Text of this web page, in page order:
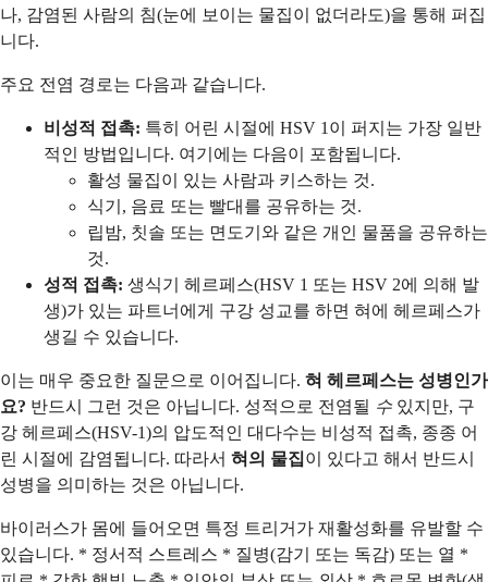
나, 감염된 사람의 침(눈에 보이는 물집이 없더라도)을 통해 퍼집
니다.
주요 전염 경로는 다음과 같습니다.
비성적 접촉: 특히 어린 시절에 HSV 1이 퍼지는 가장 일반
적인 방법입니다. 여기에는 다음이 포함됩니다.
활성 물집이 있는 사람과 키스하는 것.
식기, 음료 또는 빨대를 공유하는 것.
립밤, 칫솔 또는 면도기와 같은 개인 물품을 공유하는
것.
성적 접촉: 생식기 헤르페스(HSV 1 또는 HSV 2에 의해 발
생)가 있는 파트너에게 구강 성교를 하면 혀에 헤르페스가
생길 수 있습니다.
이는 매우 중요한 질문으로 이어집니다. 혀 헤르페스는 성병인가
요? 반드시 그런 것은 아닙니다. 성적으로 전염될 수있지만, 구
강 헤르페스(HSV-1)의 압도적인 대다수는 비성적 접촉, 종종 어
린 시절에 감염됩니다. 따라서 혀의 물집이 있다고 해서 반드시
성병을 의미하는 것은 아닙니다.
바이러스가 몸에 들어오면 특정 트리거가 재활성화를 유발할 수
있습니다. * 정서적 스트레스 * 질병(감기 또는 독감) 또는 열 *